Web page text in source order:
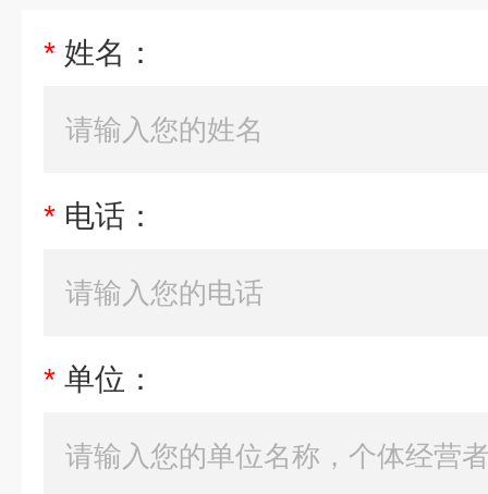
* 姓名：
* 电话：
* 单位：